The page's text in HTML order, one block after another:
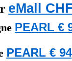
eMall
PEARL €
PEARL €